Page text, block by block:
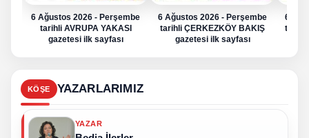
6 Ağustos 2026 - Perşembe
tarihli AVRUPA YAKASI
gazetesi ilk sayfası
6 Ağustos 2026 - Perşembe
tarihli ÇERKEZKÖY BAKIŞ
gazetesi ilk sayfası
6
tarihli
KÖŞE YAZARLARIMIZ
YAZAR